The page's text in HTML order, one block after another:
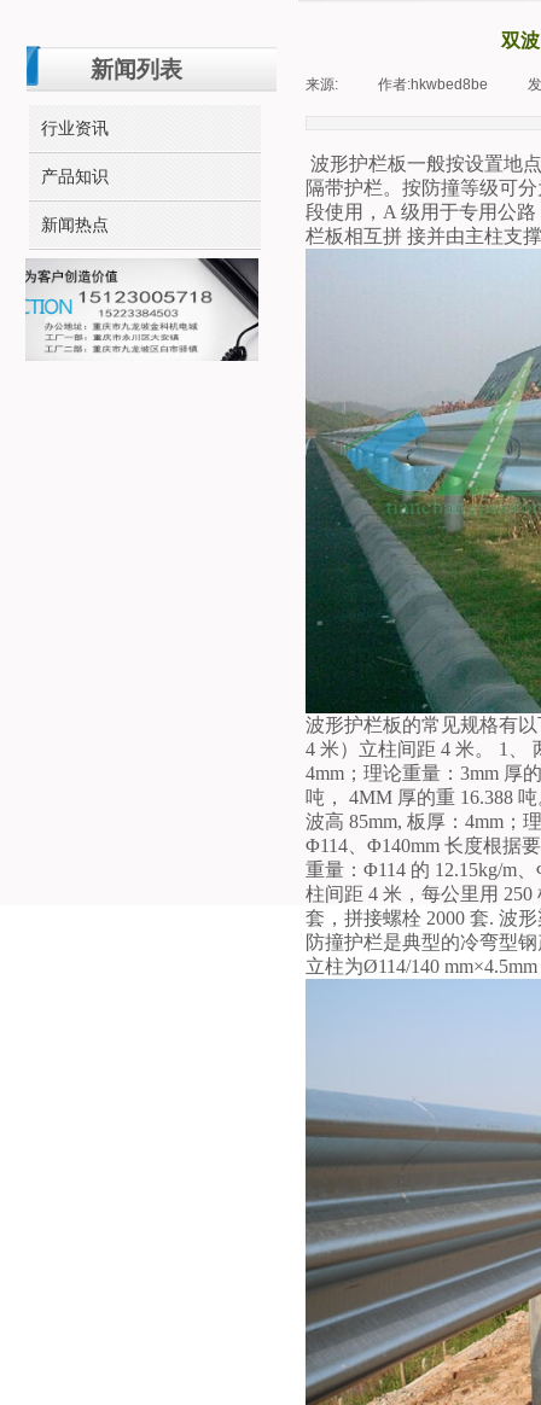
双
来源: 作者:hkwbed8be
波形护栏板一般按设置地
隔带护栏。按防撞等级可分
段使用，A 级用于专用公
栏板相互拼 接并由主柱支
波形护栏板的常见规格有
4 米）立柱间距 4 米。 1、
4mm；理论重量：3mm 厚
吨， 4MM 厚的重 16.388
波高 85mm, 板厚：4mm；
Φ114、Φ140mm 长度根据
重量：Φ114 的 12.15kg/m
柱间距 4 米，每公里用 250
套，拼接螺栓 2000 套. 波
防撞护栏是典型的冷弯型钢
立柱为Ø114/140
行业资讯
产品知识
新闻热点
新闻列表